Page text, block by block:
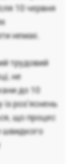
10 червня
немає.
трудовий
не
до 10
роз’яснень
що процес
швидкого